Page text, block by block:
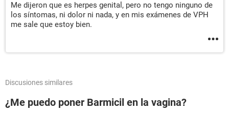
Me dijeron que es herpes genital, pero no tengo ninguno de
los síntomas, ni dolor ni nada, y en mis exámenes de VPH
me sale que estoy bien.
Discusiones similares
¿Me puedo poner Barmicil en la vagina?